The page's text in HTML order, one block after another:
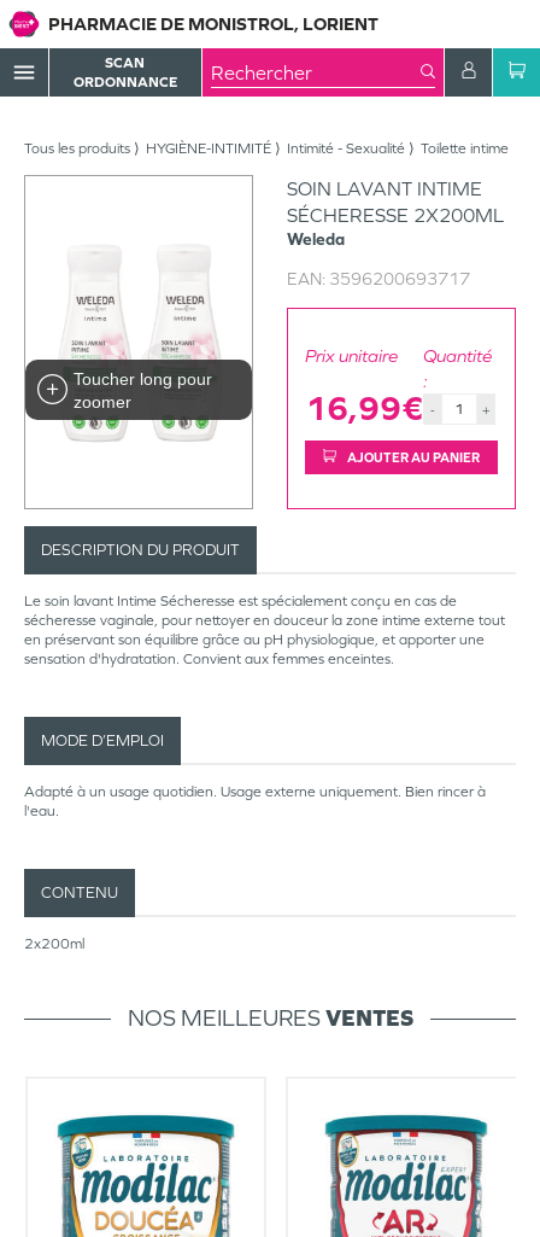
PHARMACIE DE MONISTROL, LORIENT
menu
SCAN
ORDONNANCE
Tous les produits HYGIÈNE-INTIMITÉ Intimité - Sexualité Toilette intime
Toucher long pour
zoomer
SOIN LAVANT INTIME
SÉCHERESSE 2X200ML
Weleda
EAN: 3596200693717
Prix unitaire
16,99€
Quantité
:
- +
AJOUTER AU PANIER
DESCRIPTION DU PRODUIT
Le soin lavant Intime Sécheresse est spécialement conçu en cas de
sécheresse vaginale, pour nettoyer en douceur la zone intime externe tout
en préservant son équilibre grâce au pH physiologique, et apporter une
sensation d'hydratation. Convient aux femmes enceintes.
MODE D’EMPLOI
Adapté à un usage quotidien. Usage externe uniquement. Bien rincer à
l'eau.
CONTENU
2x200ml
NOS MEILLEURESVENTES